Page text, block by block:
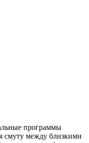
программы
смуту между близкими